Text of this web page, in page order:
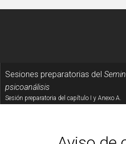
Sesiones preparatorias del
psicoanálisis
Sesión preparatoria del capítulo I y Anexo A.
Seminario del Colegio 2026-